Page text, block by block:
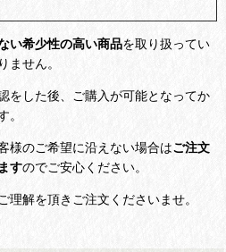
い希少性の高い商品を取り扱ってい
ません。
をした後、ご購入が可能となってか
。
様のご希望に沿えない場合はご注文
すのでご安心ください。
理解を頂きご注文くださいませ。